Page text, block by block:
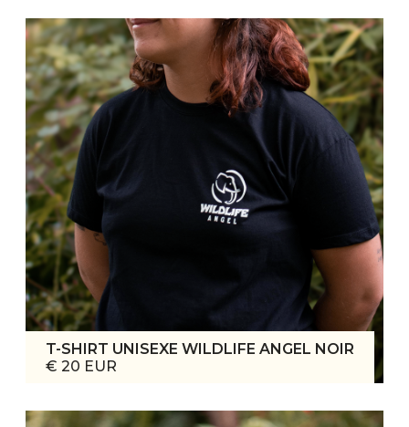
T-SHIRT UNISEXE WILDLIFE ANGEL NOIR
€ 20 EUR